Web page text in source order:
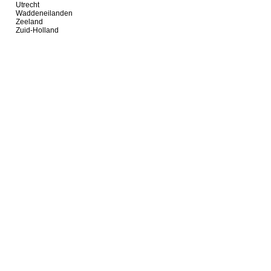
Utrecht
Waddeneilanden
Zeeland
Zuid-Holland